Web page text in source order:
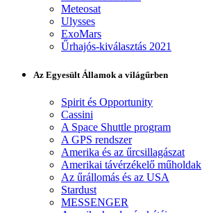
Meteosat
Ulysses
ExoMars
Űrhajós-kiválasztás 2021
Az Egyesült Államok a világűrben
Spirit és Opportunity
Cassini
A Space Shuttle program
A GPS rendszer
Amerika és az űrcsillagászat
Amerikai távérzékelő műholdak
Az űrállomás és az USA
Stardust
MESSENGER